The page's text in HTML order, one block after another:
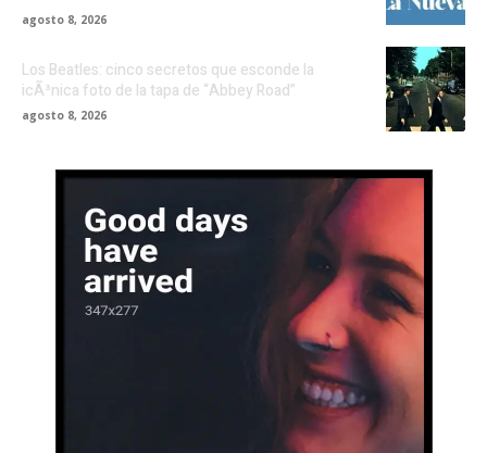
agosto 8, 2026
Los Beatles: cinco secretos que esconde la
icÃ³nica foto de la tapa de “Abbey Road”
agosto 8, 2026